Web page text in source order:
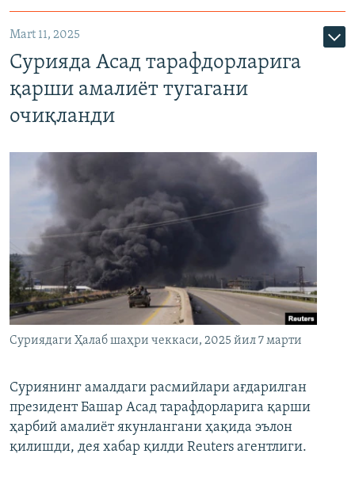
Mart 11, 2025
Сурияда Асад тарафдорларига
қарши амалиёт тугагани
очиқланди
Суриядаги Ҳалаб шаҳри чеккаси, 2025 йил 7 марти
Суриянинг амалдаги расмийлари ағдарилган
президент Башар Асад тарафдорларига қарши
ҳарбий амалиёт якунлангани ҳақида эълон
қилишди, дея хабар қилди Reuters агентлиги.